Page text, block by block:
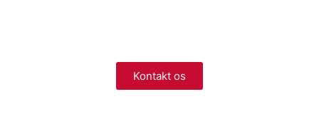
Kontakt os